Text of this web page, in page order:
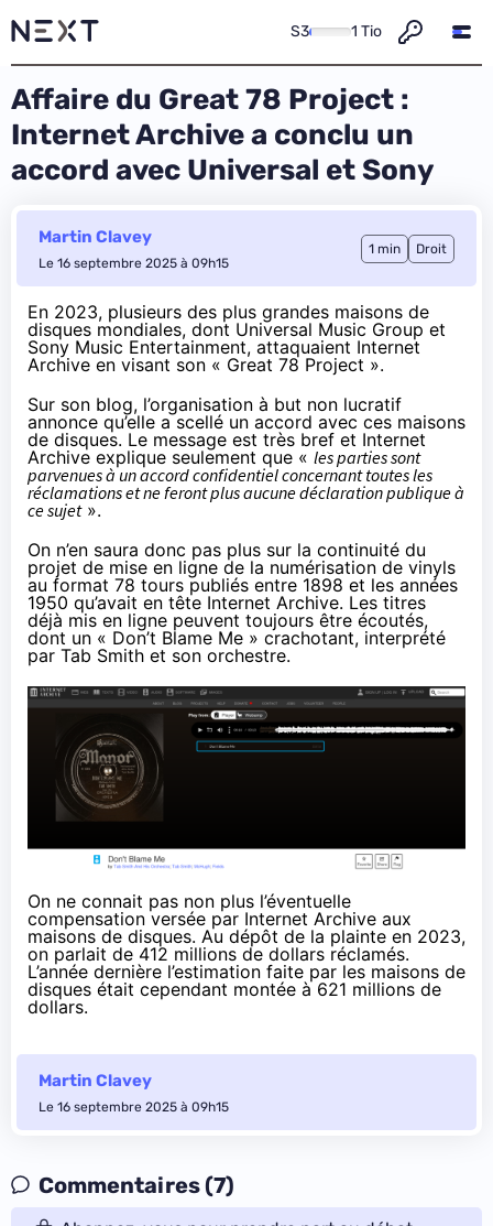
S3 1 Tio
Affaire du Great 78 Project :
Internet Archive a conclu un
accord avec Universal et Sony
Martin Clavey
Le 16 septembre 2025 à 09h15
1 min Droit
En 2023, plusieurs des plus grandes maisons de
disques mondiales, dont Universal Music Group et
Sony Music Entertainment, attaquaient Internet
Archive en visant son « Great 78 Project ».
Sur son blog, l’organisation à but non lucratif
annonce qu’elle a scellé un accord avec ces maisons
de disques. Le message est très bref et Internet
Archive explique seulement que « les parties sont
parvenues à un accord confidentiel concernant toutes les
réclamations et ne feront plus aucune déclaration publique à
ce sujet».
On n’en saura donc pas plus sur la continuité du
projet de mise en ligne de la numérisation de vinyls
au format 78 tours publiés entre 1898 et les années
1950 qu’avait en tête Internet Archive. Les titres
déjà mis en ligne peuvent toujours être écoutés,
dont un « Don’t Blame Me » crachotant, interprété
par Tab Smith et son orchestre.
On ne connait pas non plus l’éventuelle
compensation versée par Internet Archive aux
maisons de disques. Au dépôt de la plainte en 2023,
on parlait de 412 millions de dollars réclamés.
L’année dernière l’estimation faite par les maisons de
disques était cependant montée à 621 millions de
dollars.
Martin Clavey
Le 16 septembre 2025 à 09h15
Commentaires (7)